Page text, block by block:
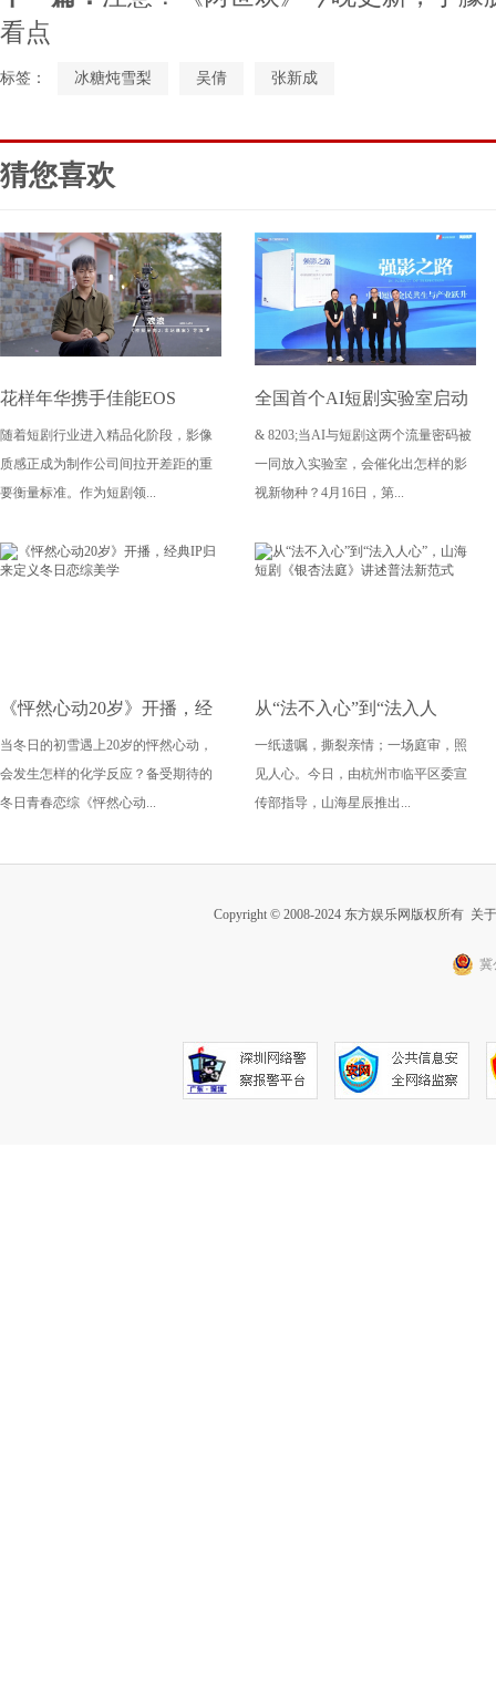
看点
标签： 冰糖炖雪梨 吴倩 张新成
猜您喜欢
花样年华携手佳能EOS
C50，质效双优赋能《神探
吴南2：世纪悬案》短剧精品
随着短剧行业进入精品化阶段，影像
质感正成为制作公司间拉开差距的重
要衡量标准。作为短剧领...
全国首个AI短剧实验室启动
成都文旅集团全面抢滩数字
文创新高地
& 8203;当AI与短剧这两个流量密码被
一同放入实验室，会催化出怎样的影
视新物种？4月16日，第...
《怦然心动20岁》开播，经
典IP归来定义冬日恋综美学
当冬日的初雪遇上20岁的怦然心动，
会发生怎样的化学反应？备受期待的
冬日青春恋综《怦然心动...
从“法不入心”到“法入人
心”，山海短剧《银杏法庭》
讲述普法新范式
一纸遗嘱，撕裂亲情；一场庭审，照
见人心。今日，由杭州市临平区委宣
传部指导，山海星辰推出...
Copyright © 2008-2024 东方娱乐网版权所有 关
冀